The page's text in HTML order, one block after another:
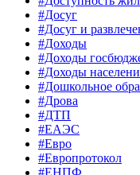
#Досуг
#Досуг и
#Доходы
#Доходы
#Доходы
#Дошкольное
#Дрова
#ДТП
#ЕАЭС
#Евро
#Европротокол